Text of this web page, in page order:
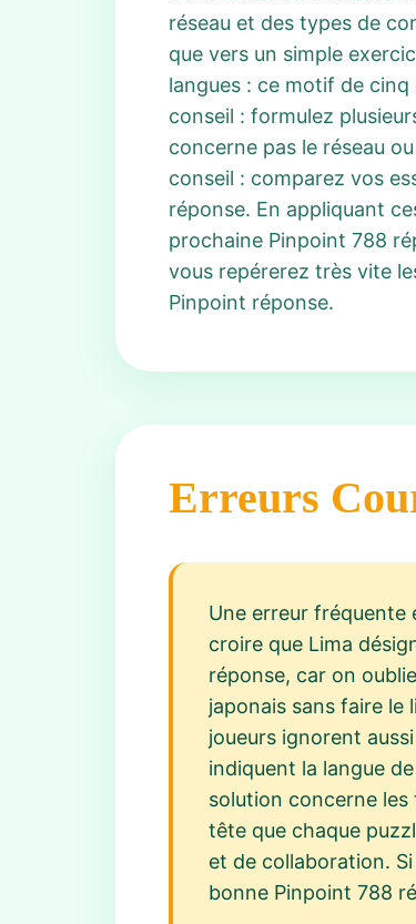
réseau et des types de
que vers un simple
langues : ce motif de
conseil : formulez
concerne pas le réseau
conseil : comparez vos
réponse. En appliquant
prochaine Pinpoint 788
vous repérerez très vite
Pinpoint réponse.
Erreurs
Une erreur fréquente
croire que Lima
réponse, car on
japonais sans faire le
joueurs ignorent
indiquent la langue
solution concerne
tête que chaque
et de collaboration.
bonne Pinpoint 788